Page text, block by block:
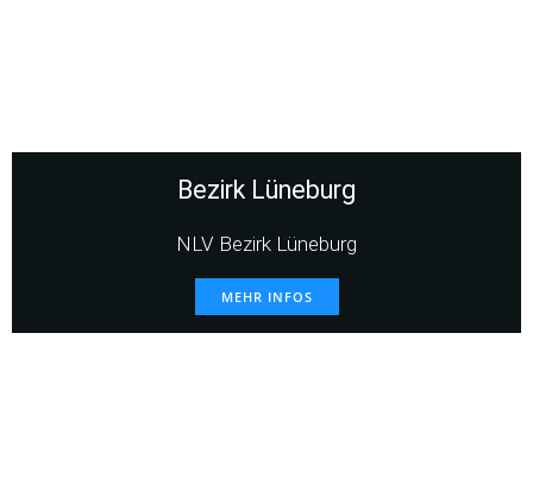
Bezirk Lüneburg
NLV Bezirk Lüneburg
MEHR INFOS